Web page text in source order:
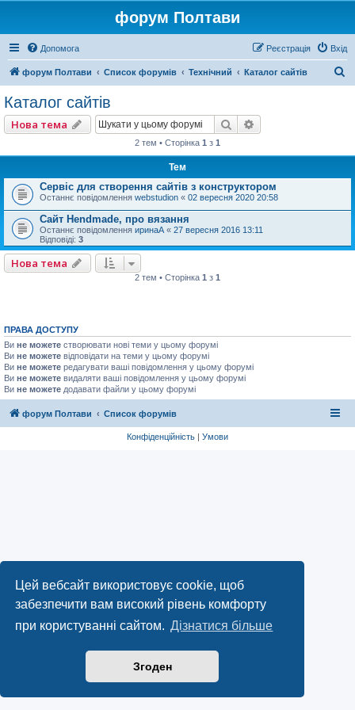
Цей вебсайт використовує cookie, щоб
забезпечити вам високий рівень комфорту
при користуванні сайтом. Дізнатися більше
Згоден
форум Полтави
Допомога Вхід
Реєстрація
форум Полтави Список форумів Технічний Каталог сайтів
Каталог сайтів
Нова тема Пошук
2 тем • Сторінка 1 з 1
Тем
Сервіс для створення сайтів з конструктором
Останнє повідомлення webstudion « 02 вересня 2020 20:58
Сайт Hendmade, про вязання
Останнє повідомлення иринаА « 27 вересня 2016 13:11
Відповіді: 3
Нова тема
2 тем • Сторінка 1 з 1
ПРАВА ДОСТУПУ
Ви не можете створювати нові теми у цьому форумі
Ви не можете відповідати на теми у цьому форумі
Ви не можете редагувати ваші повідомлення у цьому форумі
Ви не можете видаляти ваші повідомлення у цьому форумі
Ви не можете додавати файли у цьому форумі
форум Полтави Список форумів
Конфіденційність | Умови